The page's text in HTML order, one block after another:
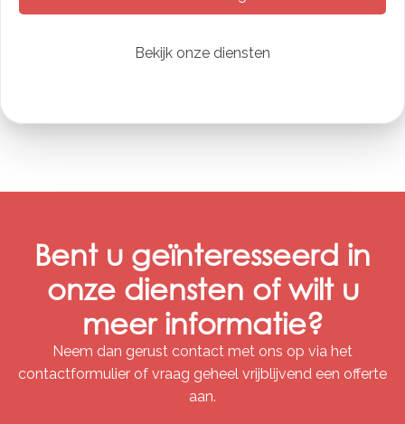
Bekijk onze diensten
Bent u geïnteresseerd in
onze diensten of wilt u
meer informatie?
Neem dan gerust contact met ons op via het
contactformulier of vraag geheel vrijblijvend een offerte
aan.